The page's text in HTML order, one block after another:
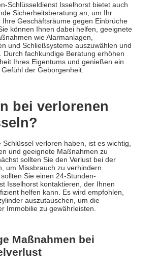
Schlüsseldienst Isselhorst bietet auch
Sicherheitsberatung an, um Ihr
Ihre Geschäftsräume gegen Einbrüche
können Ihnen dabei helfen, geeignete
wie Alarmanlagen,
und Schließsysteme auszuwählen und
Durch fachkundige Beratung erhöhen
Ihres Eigentums und genießen ein
der Geborgenheit.
bei verlorenen
Schlüssel verloren haben, ist es wichtig,
und geeignete Maßnahmen zu
sollten Sie den Verlust bei der
um Missbrauch zu verhindern.
Sie einen 24-Stunden-
Isselhorst kontaktieren, der Ihnen
helfen kann. Es wird empfohlen,
auszutauschen, um die
Immobilie zu gewährleisten.
Maßnahmen bei